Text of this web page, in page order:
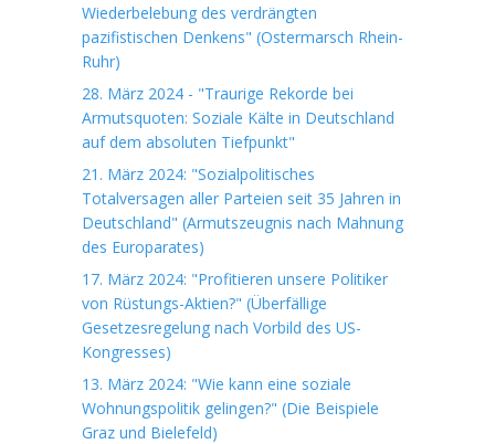
Wiederbelebung des verdrängten
pazifistischen Denkens" (Ostermarsch Rhein-
Ruhr)
28. März 2024 - "Traurige Rekorde bei
Armutsquoten: Soziale Kälte in Deutschland
auf dem absoluten Tiefpunkt"
21. März 2024: "Sozialpolitisches
Totalversagen aller Parteien seit 35 Jahren in
Deutschland" (Armutszeugnis nach Mahnung
des Europarates)
17. März 2024: "Profitieren unsere Politiker
von Rüstungs-Aktien?" (Überfällige
Gesetzesregelung nach Vorbild des US-
Kongresses)
13. März 2024: "Wie kann eine soziale
Wohnungspolitik gelingen?" (Die Beispiele
Graz und Bielefeld)